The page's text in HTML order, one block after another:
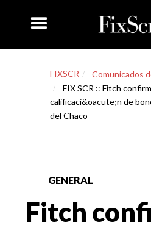
FIXSCR
Comunicados
FIX SCR :: Fitch
calificaci&oacute;n de
del Chaco
GENERAL
Fitch